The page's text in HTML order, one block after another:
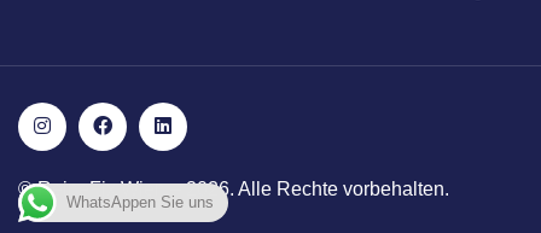
© ReineFix Wien – 2026. Alle Rechte vorbehalten.
WhatsAppen Sie uns